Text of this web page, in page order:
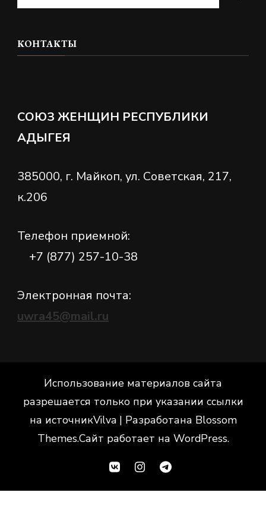
что-
КОНТАКТЫ
СОЮЗ ЖЕНЩИН РЕСПУБЛИКИ
АДЫГЕЯ
385000, г. Майкоп, ул. Советская, 217,
к.206
Телефон приемной:
+7 (877) 257-10-38
Электронная почта:
uwra45@mail.ru
Использование материалов сайта
разрешается только при указании ссылки
на источникVilva | Разработана Blossom
Themes.Сайт работает на WordPress.